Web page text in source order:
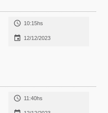
 10:15hs
 12/12/2023
 11:40hs